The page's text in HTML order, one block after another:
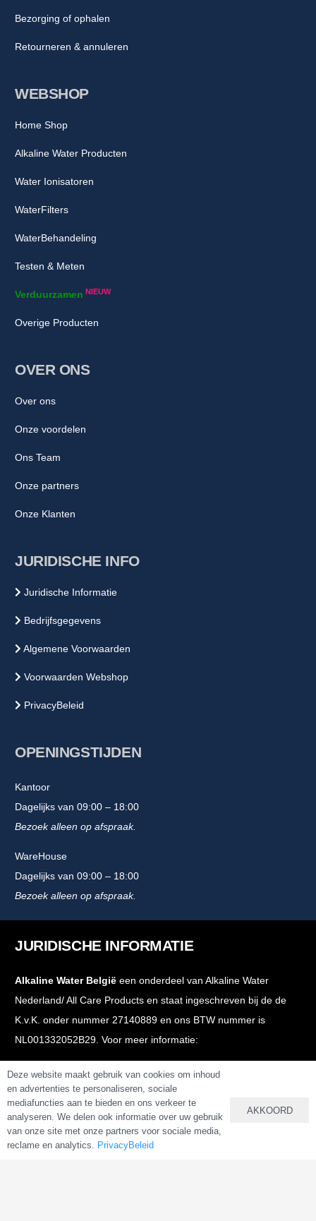
WEBSHOP
Home Shop
Alkaline Water Producten
Water Ionisatoren
WaterFilters
WaterBehandeling
Testen & Meten
Verduurzamen NIEUW
Overige Producten
OVER ONS
Over ons
Onze voordelen
Ons Team
Onze partners
Onze Klanten
JURIDISCHE INFO
Juridische Informatie
Bedrijfsgegevens
Algemene Voorwaarden
Voorwaarden Webshop
PrivacyBeleid
OPENINGSTIJDEN
Kantoor
Dagelijks van 09:00 – 18:00
Bezoek alleen op afspraak.
WareHouse
Dagelijks van 09:00 – 18:00
Bezoek alleen op afspraak.
Bezorging of ophalen
Retourneren & annuleren
JURIDISCHE INFORMATIE
Alkaline Water België een onderdeel van Alkaline Water
Nederland/ All Care Products en staat ingeschreven bij de de
K.v.K. onder nummer 27140889 en ons BTW nummer is
NL001332052B29. Voor meer informatie:
Juridische Informatie
Bedrijfsgegevens
Algemene Voorwaarden
Voorwaarden Webshop
Deze website maakt gebruik van cookies om inhoud
en advertenties te personaliseren, sociale
mediafuncties aan te bieden en ons verkeer te
analyseren. We delen ook informatie over uw gebruik
van onze site met onze partners voor sociale media,
reclame en analytics. PrivacyBeleid
AKKOORD